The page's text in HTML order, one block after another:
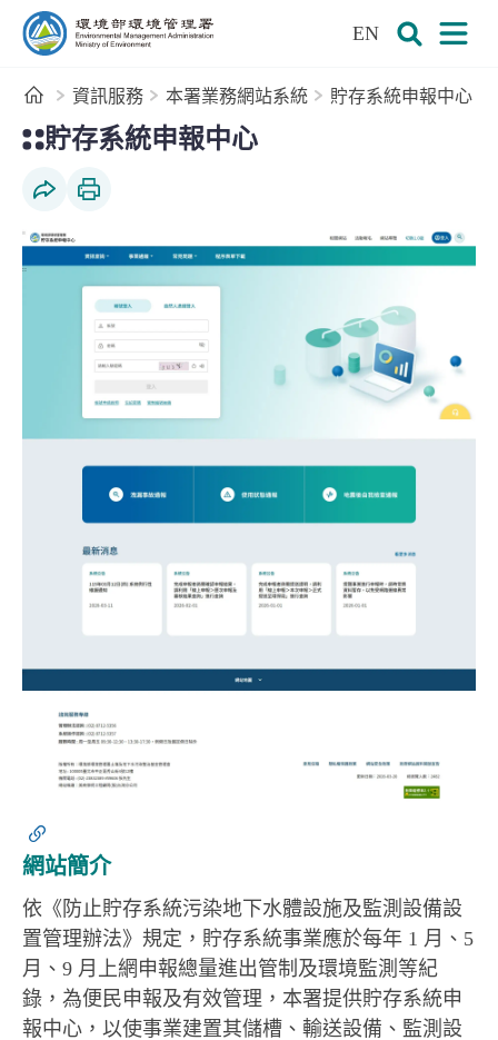
跳到主要內容區塊
EN
首頁資訊服務 本署業務網站系統 貯存系統申報中心
貯存系統申報中心
網站簡介
依《防止貯存系統污染地下水體設施及監測設備設
置管理辦法》規定，貯存系統事業應於每年 1 月、5
月、9 月上網申報總量進出管制及環境監測等紀
錄，為便民申報及有效管理，本署提供貯存系統申
報中心，以使事業建置其儲槽、輸送設備、監測設